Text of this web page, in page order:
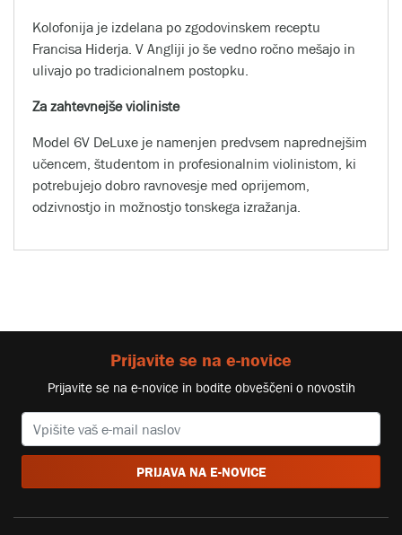
Kolofonija je izdelana po zgodovinskem receptu
Francisa Hiderja. V Angliji jo še vedno ročno mešajo in
ulivajo po tradicionalnem postopku.
Za zahtevnejše violiniste
Model 6V DeLuxe je namenjen predvsem naprednejšim
učencem, študentom in profesionalnim violinistom, ki
potrebujejo dobro ravnovesje med oprijemom,
odzivnostjo in možnostjo tonskega izražanja.
Prijavite se na e-novice
Prijavite se na e-novice in bodite obveščeni o novostih
PRIJAVA NA E-NOVICE